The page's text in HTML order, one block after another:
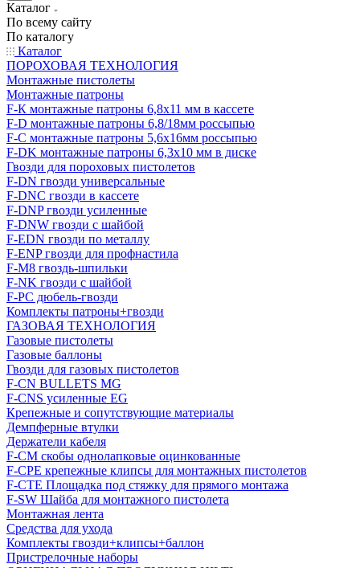
Каталог
По всему сайту
По каталогу
Каталог
ПОРОХОВАЯ ТЕХНОЛОГИЯ
Монтажные пистолеты
Монтажные патроны
F-К монтажные патроны 6,8х11 мм в кассете
F-D монтажные патроны 6,8/18мм россыпью
F-C монтажные патроны 5,6х16мм россыпью
F-DK монтажные патроны 6,3х10 мм в диске
Гвозди для пороховых пистолетов
F-DN гвозди универсальные
F-DNC гвозди в кассете
F-DNP гвозди усиленные
F-DNW гвозди с шайбой
F-EDN гвозди по металлу
F-ENP гвозди для профнастила
F-M8 гвоздь-шпильки
F-NK гвозди с шайбой
F-PC дюбель-гвозди
Комплекты патроны+гвозди
ГАЗОВАЯ ТЕХНОЛОГИЯ
Газовые пистолеты
Газовые баллоны
Гвозди для газовых пистолетов
F-CN BULLETS MG
F-CNS усиленные EG
Крепежные и сопутствующие материалы
Демпферные втулки
Держатели кабеля
F-CM скобы однолапковые оцинкованные
F-CPE крепежные клипсы для монтажных пистолетов
F-CTE Площадка под стяжку для прямого монтажа
F-SW Шайба для монтажного пистолета
Монтажная лента
Средства для ухода
Комплекты гвозди+клипсы+баллон
Пристрелочные наборы